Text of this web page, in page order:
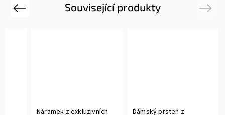
Související produkty
Previous
Náramek z exkluzivních
Dámský prsten z
Next